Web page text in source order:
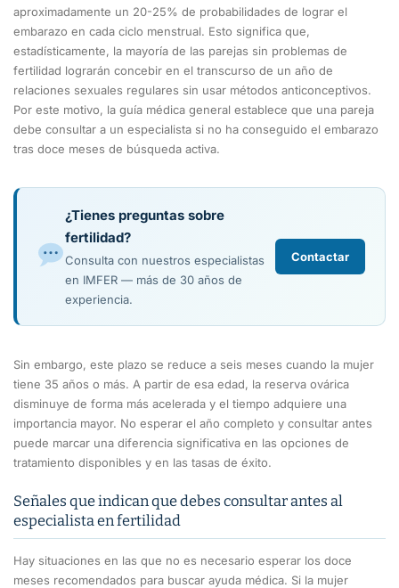
aproximadamente un 20-25% de probabilidades de lograr el
embarazo en cada ciclo menstrual. Esto significa que,
estadísticamente, la mayoría de las parejas sin problemas de
fertilidad lograrán concebir en el transcurso de un año de
relaciones sexuales regulares sin usar métodos anticonceptivos.
Por este motivo, la guía médica general establece que una pareja
debe consultar a un especialista si no ha conseguido el embarazo
tras doce meses de búsqueda activa.
¿Tienes preguntas sobre
fertilidad?
Consulta con nuestros especialistas
en IMFER — más de 30 años de
experiencia.
Contactar
Sin embargo, este plazo se reduce a seis meses cuando la mujer
tiene 35 años o más. A partir de esa edad, la reserva ovárica
disminuye de forma más acelerada y el tiempo adquiere una
importancia mayor. No esperar el año completo y consultar antes
puede marcar una diferencia significativa en las opciones de
tratamiento disponibles y en las tasas de éxito.
Señales que indican que debes consultar antes al
especialista en fertilidad
Hay situaciones en las que no es necesario esperar los doce
meses recomendados para buscar ayuda médica. Si la mujer